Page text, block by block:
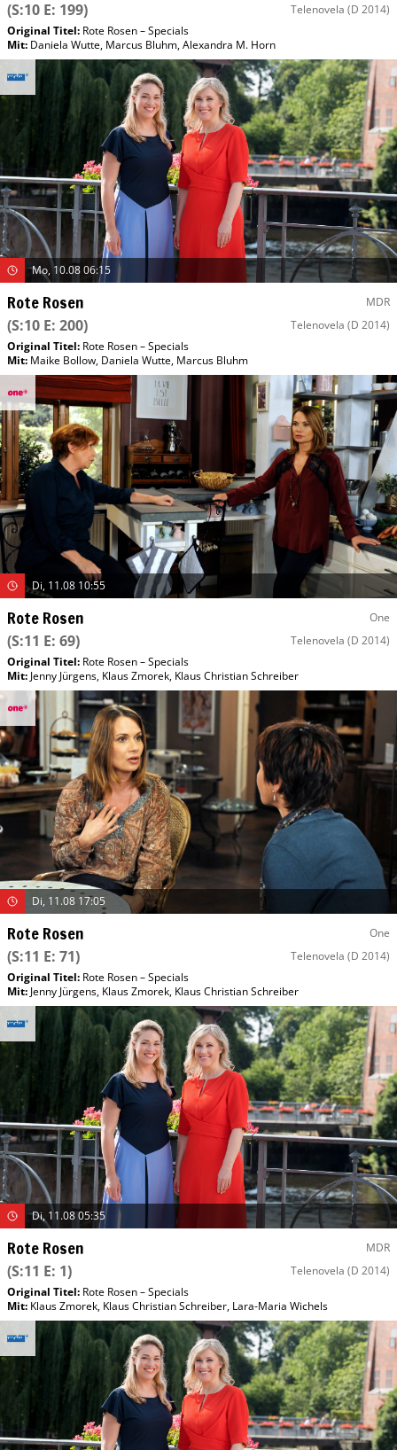
(S:10 E: 199) Telenovela (D 2014)
Original Titel: Rote Rosen – Specials
Mit: Daniela Wutte, Marcus Bluhm,Alexandra M. Horn
Mo, 10.08 06:15
Rote Rosen MDR
(S:10 E: 200) Telenovela (D 2014)
Original Titel: Rote Rosen – Specials
Mit: Maike Bollow, Daniela Wutte, Marcus Bluhm
Di, 11.08 10:55
Rote Rosen One
(S:11 E: 69) Telenovela (D 2014)
Original Titel: Rote Rosen – Specials
Mit: Jenny Jürgens, Klaus Zmorek, Klaus Christian Schreiber
Di, 11.08 17:05
Rote Rosen One
(S:11 E: 71) Telenovela (D 2014)
Original Titel: Rote Rosen – Specials
Mit: Jenny Jürgens, Klaus Zmorek, Klaus Christian Schreiber
Di, 11.08 05:35
Rote Rosen MDR
(S:11 E: 1) Telenovela (D 2014)
Original Titel: Rote Rosen – Specials
Mit: Klaus Zmorek, Klaus Christian Schreiber, Lara-Maria Wichels